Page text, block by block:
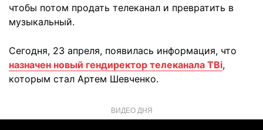
чтобы потом продать телеканал и превратить в
музыкальный.
Сегодня, 23 апреля, появилась информация, что
назначен новый гендиректор телеканала TBi,
которым стал Артем Шевченко.
ВИДЕО ДНЯ